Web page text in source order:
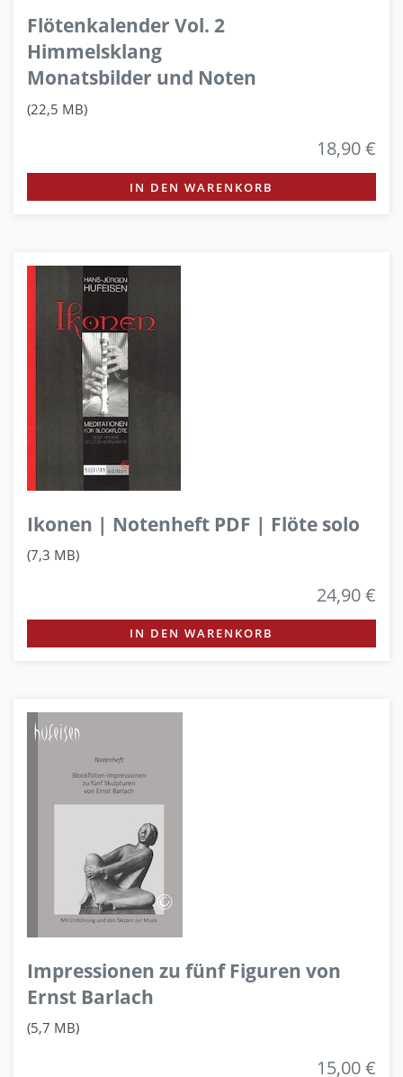
Flötenkalender Vol. 2
Himmelsklang
Monatsbilder und Noten
(22,5 MB)
18,90 €
IN DEN WARENKORB
Ikonen | Notenheft PDF | Flöte solo
(7,3 MB)
24,90 €
IN DEN WARENKORB
Impressionen zu fünf Figuren von
Ernst Barlach
(5,7 MB)
15,00 €